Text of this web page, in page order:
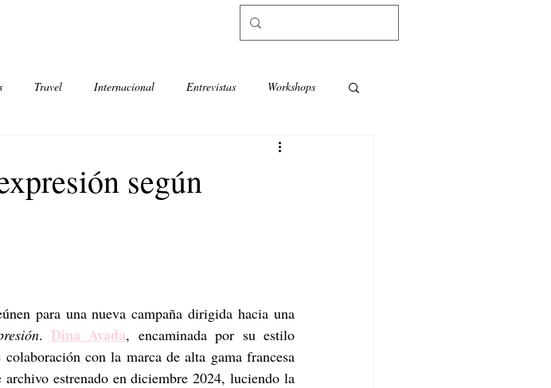
Travel Internacional Entrevistas Workshops
según
para una nueva campaña dirigida hacia una
. Dina Ayada
con la marca de alta gama francesa
estrenado en diciembre 2024, luciendo la